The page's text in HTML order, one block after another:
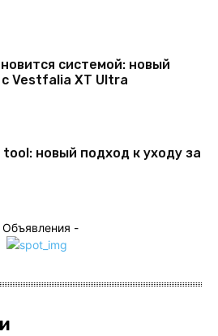
системой: новый
Vestfalia XT Ultra
новый подход к уходу за
Объявления -